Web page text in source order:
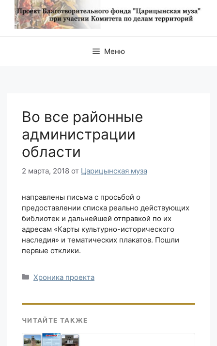
Меню
Во все районные
администрации
области
2 марта, 2018 от Царицынская муза
направлены письма с просьбой о
предоставлении списка реально действующих
библиотек и дальнейшей отправкой по их
адресам «Карты культурно-исторического
наследия» и тематических плакатов. Пошли
первые отклики.
Рубрики
Хроника проекта
ЧИТАЙТЕ ТАКЖЕ